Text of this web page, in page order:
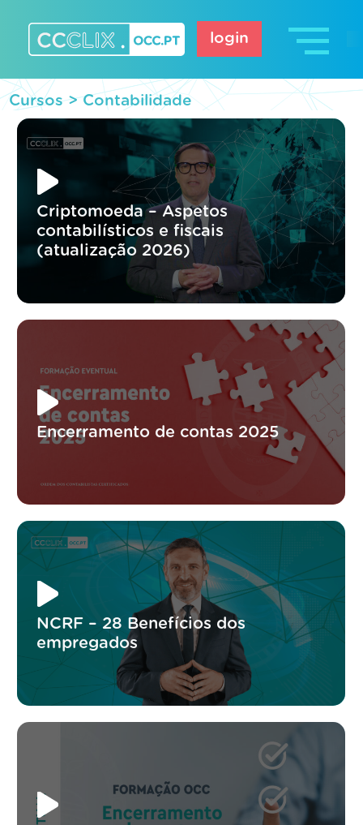
content
login
Cursos >Contabilidade
Criptomoeda – Aspetos
contabilísticos e fiscais
(atualização 2026)
Encerramento de contas 2025
NCRF – 28 Benefícios dos
empregados